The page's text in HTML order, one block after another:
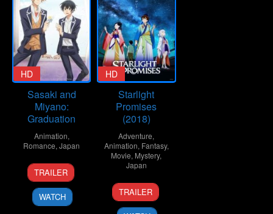
HD
Sasaki and
Miyano:
Graduation
Animation,
Romance,Japan
17
Feb
2023
Souta
Ueno
TRAILER
WATCH
HD
Starlight
Promises
(2018)
Adventure,
Animation, Fantasy,
Movie, Mystery,
Japan
3
Aug
2018
Kazuya
Murata
TRAILER